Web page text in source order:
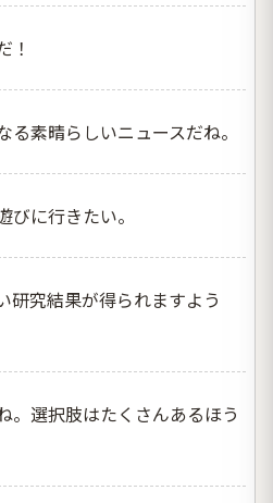
！
る素晴らしいニュースだね。
に行きたい。
研究結果が得られますよう
。選択肢はたくさんあるほう